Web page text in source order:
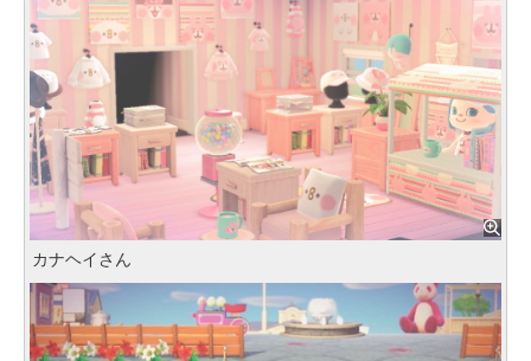
カナヘイさん